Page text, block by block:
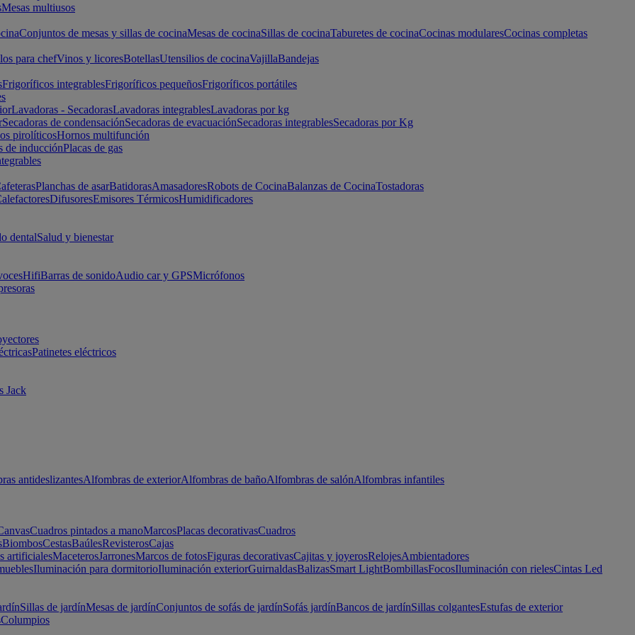
Mesas multiusos
Conjuntos de mesas y sillas de cocinaMesas de cocinaSillas de cocinaTaburetes de cocinaCocinas modularesCocinas completas
para chefVinos y licoresBotellasUtensilios de cocinaVajillaBandejas
Frigoríficos integrablesFrigoríficos pequeñosFrigoríficos portátiles
Lavadoras - SecadorasLavadoras integrablesLavadoras por kg
Secadoras de condensaciónSecadoras de evacuaciónSecadoras integrablesSecadoras por Kg
pirolíticosHornos multifunción
de inducciónPlacas de gas
Planchas de asarBatidorasAmasadoresRobots de CocinaBalanzas de CocinaTostadoras
DifusoresEmisores TérmicosHumidificadores
dentalSalud y bienestar
HifiBarras de sonidoAudio car y GPSMicrófonos
Patinetes eléctricos
Jack
antideslizantesAlfombras de exteriorAlfombras de bañoAlfombras de salónAlfombras infantiles
Cuadros pintados a manoMarcosPlacas decorativasCuadros
BiombosCestasBaúlesRevisterosCajas
artificialesMaceterosJarronesMarcos de fotosFiguras decorativasCajitas y joyerosRelojesAmbientadores
Iluminación para dormitorioIluminación exteriorGuirnaldasBalizasSmart LightBombillasFocosIluminación con rielesCintas Led
Sillas de jardínMesas de jardínConjuntos de sofás de jardínSofás jardínBancos de jardínSillas colgantesEstufas de exterior
Columpios